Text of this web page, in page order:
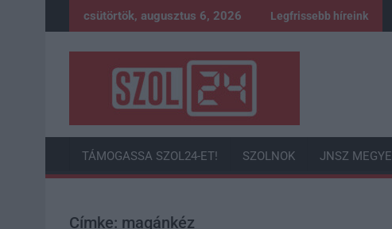
to
csütörtök, augusztus 6, 2026 Legfrissebb híreink
TÁMOGASSA SZOL24-ET! SZOLNOK JNSZ MEGYE
Címke: magánkéz